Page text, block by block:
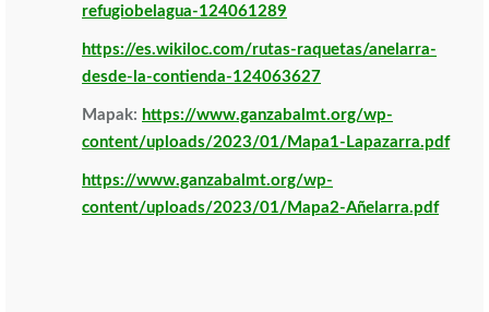
refugiobelagua-124061289
https://es.wikiloc.com/rutas-raquetas/anelarra-
desde-la-contienda-124063627
Mapak: https://www.ganzabalmt.org/wp-
content/uploads/2023/01/Mapa1-Lapazarra.pdf
https://www.ganzabalmt.org/wp-
content/uploads/2023/01/Mapa2-Añelarra.pdf